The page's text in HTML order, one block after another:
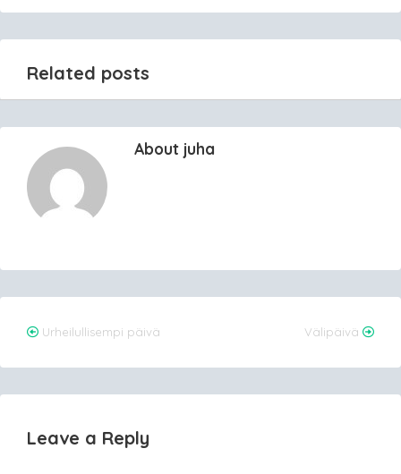
Related posts
About juha
Post
navigation
Urheilullisempi päivä Välipäivä
Leave a Reply